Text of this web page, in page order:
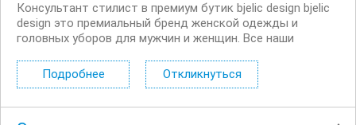
Консультант стилист в премиум бутик bjelic design bjelic
design это премиальный бренд женской одежды и
головных уборов для мужчин и женщин. Все наши
эксклюзивных коллекционных материалов. У нас
открыта вакансия для людей, которые искренне...
Подробнее Откликнуться